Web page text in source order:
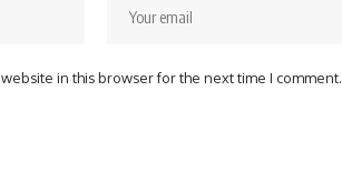
in this browser for the next time I comment.